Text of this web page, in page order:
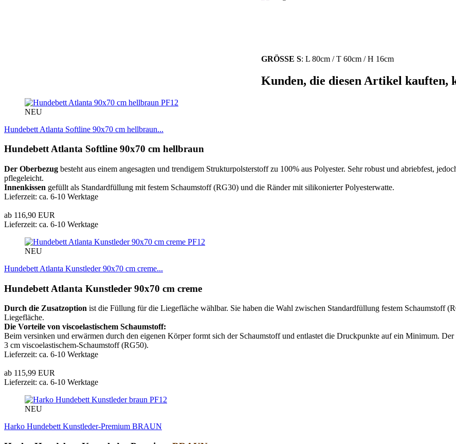
GRÖSSE S: L 80cm / T 60cm / H 16cm
Kunden, die diesen Artikel kauften,
PF12
NEU
Hundebett Atlanta Softline 90x70 cm hellbraun...
Hundebett Atlanta Softline 90x70 cm hellbraun
Der Oberbezug besteht aus einem angesagten und trendigem Strukturpolsterstoff zu 100% aus Polyester. Sehr robust und abriebfest,
pflegeleicht.
Innenkissen gefüllt als Standardfüllung mit festem Schaumstoff (RG30) und die Ränder mit silikonierter Polyesterwatte.
Lieferzeit: ca. 6-10 Werktage
ab 116,90 EUR
Lieferzeit: ca. 6-10 Werktage
PF12
NEU
Hundebett Atlanta Kunstleder 90x70 cm creme...
Hundebett Atlanta Kunstleder 90x70 cm creme
Durch die Zusatzoption ist die Füllung für die Liegefläche wählbar. Sie haben die Wahl zwischen Standardfüllung festem Schaumstoff
Liegefläche.
Die Vorteile von viscoelastischem Schaumstoff:
Beim versinken und erwärmen durch den eigenen Körper formt sich der Schaumstoff und entlastet die Druckpunkte auf ein Minimum.
3 cm viscoelastischem-Schaumstoff (RG50).
Lieferzeit: ca. 6-10 Werktage
ab 115,99 EUR
Lieferzeit: ca. 6-10 Werktage
PF12
NEU
Harko Hundebett Kunstleder-Premium BRAUN